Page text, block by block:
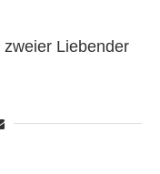
Liebender